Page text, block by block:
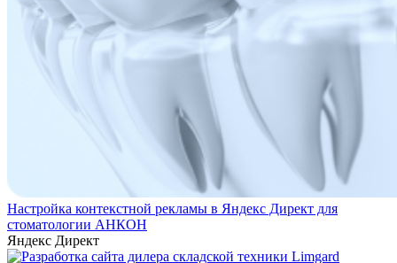
Настройка контекстной рекламы в Яндекс Директ для
стоматологии АНКОН
Яндекс Директ